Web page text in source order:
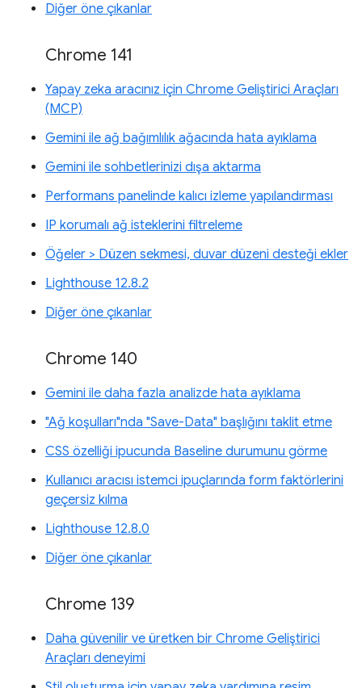
Diğer öne çıkanlar
Chrome 141
Yapay zeka aracınız için Chrome Geliştirici Araçları
(MCP)
Gemini ile ağ bağımlılık ağacında hata ayıklama
Gemini ile sohbetlerinizi dışa aktarma
Performans panelinde kalıcı izleme yapılandırması
IP korumalı ağ isteklerini filtreleme
Öğeler > Düzen sekmesi, duvar düzeni desteği ekler
Lighthouse 12.8.2
Diğer öne çıkanlar
Chrome 140
Gemini ile daha fazla analizde hata ayıklama
"Ağ koşulları"nda "Save-Data" başlığını taklit etme
CSS özelliği ipucunda Baseline durumunu görme
Kullanıcı aracısı istemci ipuçlarında form faktörlerini
geçersiz kılma
Lighthouse 12.8.0
Diğer öne çıkanlar
Chrome 139
Daha güvenilir ve üretken bir Chrome Geliştirici
Araçları deneyimi